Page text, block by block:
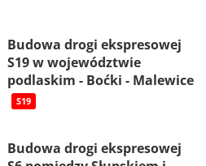
Budowa drogi ekspresowej
S19 w województwie
podlaskim - Boćki - Malewice
S19
Budowa drogi ekspresowej